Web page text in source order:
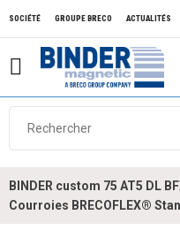
SOCIÉTÉ GROUPE BRECO ACTUALITÉS
BINDER custom 75 AT5 DL
Courroies BRECOFLEX®